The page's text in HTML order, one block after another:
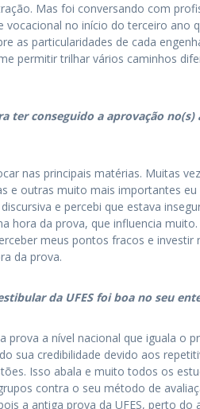
Mas foi conversando com
no início do terceiro ano
as particularidades de cada
permitir trilhar vários caminhos
ter conseguido a aprovação no(s)
nas principais matérias. Muitas
e outras muito mais importantes eu
e percebi que estava
hora da prova, que influencia
meus pontos fracos e investir
da prova.
da UFES foi boa no seu
a nível nacional que iguala o
sua credibilidade devido aos
Isso abala e muito todos os
contra o seu método de
a antiga prova da UFES, perto do